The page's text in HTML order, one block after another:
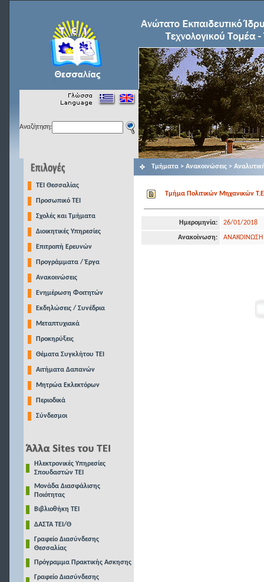
Αναζήτηση:
TEI Θεσσαλίας
Προσωπικό ΤΕΙ
Σχολές και Τμήματα
Διοικητικές Υπηρεσίες
Επιτροπή Ερευνών
Προγράμματα / Έργα
Ανακοινώσεις
Ενημέρωση Φοιτητών
Εκδηλώσεις / Συνέδρια
Μεταπτυχιακά
Προκηρύξεις
Θέματα Συγκλήτου ΤΕΙ
Αιτήματα Δαπανών
Μητρώα Εκλεκτόρων
Περιοδικά
Σύνδεσμοι
Ηλεκτρονικές Υπηρεσίες
Σπουδαστών ΤΕΙ
Μονάδα Διασφάλισης
Ποιότητας
Βιβλιοθήκη ΤΕΙ
ΔΑΣΤΑ ΤΕΙ/Θ
Γραφείο Διασύνδεσης
Θεσσαλίας
Πρόγραμμα Πρακτικής Ασκησης
Γραφείο Διασύνδεσης
Τμήματα > Ανακοινώσεις >
Τμήμα Πολιτικών Μηχανικών
Ημερομηνία: 26/01/2018
Ανακοίνωση: